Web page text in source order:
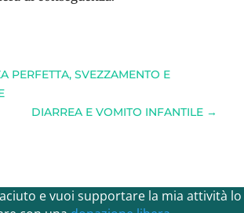
PERFETTA, SVEZZAMENTO E
DIARREA E VOMITO INFANTILE →
e vuoi supportare la mia attività lo